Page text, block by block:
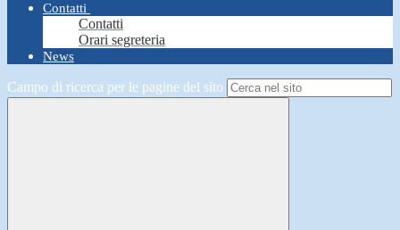
Contatti
Contatti
Orari segreteria
News
Campo di ricerca per le pagine del sito